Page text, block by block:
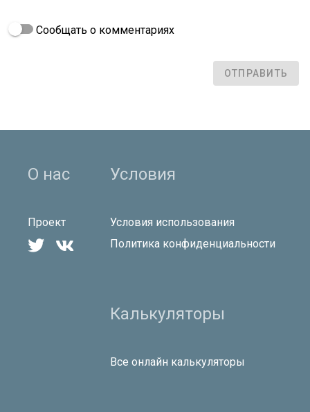
Сообщать о комментариях
ОТПРАВИТЬ
О нас
Проект
 
Условия
Условия использования
Политика конфиденциальности
Калькуляторы
Все онлайн калькуляторы